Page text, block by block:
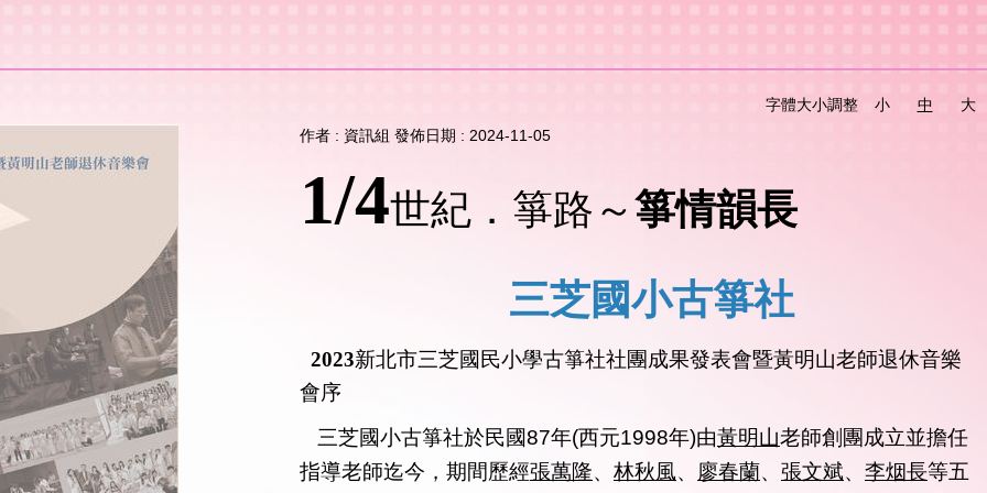
字體大小調整 小 中
大
作者 : 資訊組 發佈日期 : 2024-11-05
1/4世紀．箏路～箏情韻長
三芝國小古箏社
2023新北市三芝國民小學古箏社社團成果發表會暨黃明山老師退休音樂
會序
三芝國小古箏社於民國87年(西元1998年)由黃明山老師創團成立並擔任
指導老師迄今，期間歷經張萬隆、 林秋風、 廖春蘭、 張文斌、 李烟長等五